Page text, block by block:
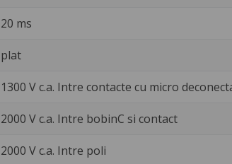
20 ms
plat
1300 V c.a. Intre contacte cu micro
2000 V c.a. Intre bobinC si contact
2000 V c.a. Intre poli